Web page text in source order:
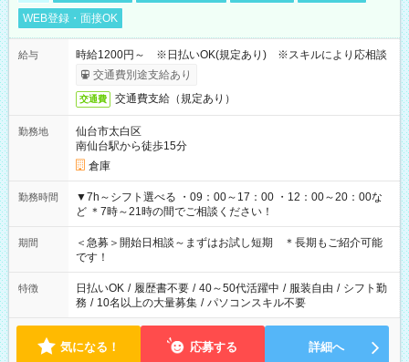
WEB登録・面接OK
給与
時給1200円～ ※日払いOK(規定あり) ※スキルにより応相談
交通費別途支給あり
交通費 交通費支給（規定あり）
勤務地
仙台市太白区
南仙台駅から徒歩15分
倉庫
勤務時間
▼7h～シフト選べる ・09：00～17：00 ・12：00～20：00な
ど ＊7時～21時の間でご相談ください！
期間
＜急募＞開始日相談～まずはお試し短期 ＊長期もご紹介可能
です！
特徴 日払いOK / 履歴書不要 / 40～50代活躍中 / 服装自由 / シフト勤
務 / 10名以上の大量募集 / パソコンスキル不要
気になる！ 応募する 詳細へ